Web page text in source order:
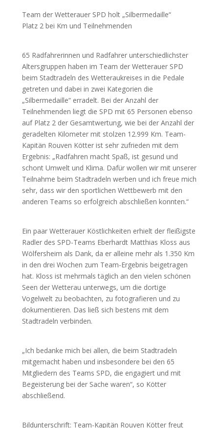
Team der Wetterauer SPD holt „Silbermedaille“
Platz 2 bei Km und Teilnehmenden
65 Radfahrerinnen und Radfahrer unterschiedlichster
Altersgruppen haben im Team der Wetterauer SPD
beim Stadtradeln des Wetteraukreises in die Pedale
getreten und dabei in zwei Kategorien die
„Silbermedaille“ erradelt. Bei der Anzahl der
Teilnehmenden liegt die SPD mit 65 Personen ebenso
auf Platz 2 der Gesamtwertung, wie bei der Anzahl der
geradelten Kilometer mit stolzen 12.999 Km. Team-
Kapitän Rouven Kötter ist sehr zufrieden mit dem
Ergebnis: „Radfahren macht Spaß, ist gesund und
schont Umwelt und Klima. Dafür wollen wir mit unserer
Teilnahme beim Stadtradeln werben und ich freue mich
sehr, dass wir den sportlichen Wettbewerb mit den
anderen Teams so erfolgreich abschließen konnten.“
Ein paar Wetterauer Köstlichkeiten erhielt der fleißigste
Radler des SPD-Teams Eberhardt Matthias Kloss aus
Wölfersheim als Dank, da er alleine mehr als 1.350 Km
in den drei Wochen zum Team-Ergebnis beigetragen
hat. Kloss ist mehrmals täglich an den vielen schönen
Seen der Wetterau unterwegs, um die dortige
Vogelwelt zu beobachten, zu fotografieren und zu
dokumentieren. Das ließ sich bestens mit dem
Stadtradeln verbinden.
„Ich bedanke mich bei allen, die beim Stadtradeln
mitgemacht haben und insbesondere bei den 65
Mitgliedern des Teams SPD, die engagiert und mit
Begeisterung bei der Sache waren“, so Kötter
abschließend.
Bildunterschrift: Team-Kapitän Rouven Kötter freut